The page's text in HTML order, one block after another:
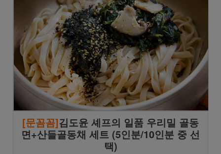
[문꼼꼼]김도윤 셰프의 일품 우리밀 골동
면+산들골동채 세트 (5인분/10인분 중 선
택)